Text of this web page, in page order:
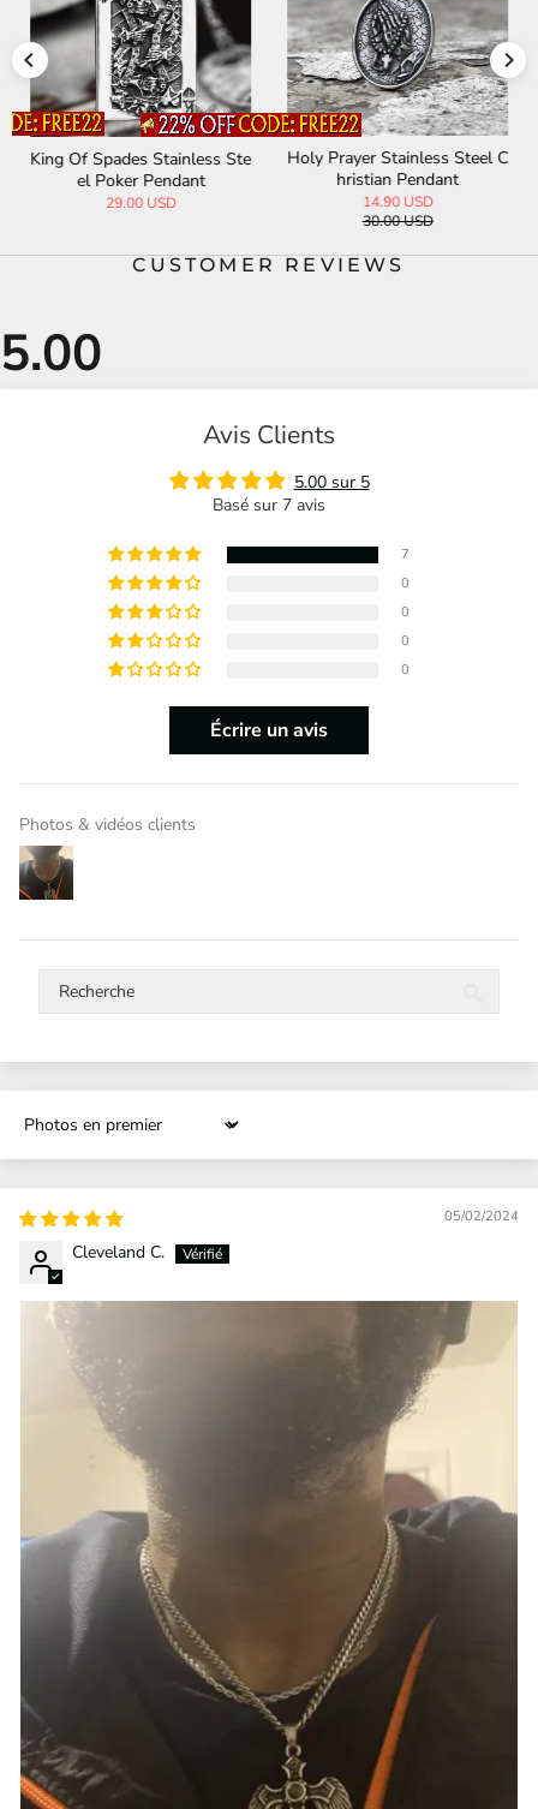
King Of Spades Stainless Ste
el Poker Pendant
29.00 USD
Holy Prayer Stainless Steel C
hristian Pendant
14.90 USD
30.00 USD
CUSTOMER REVIEWS
Avis Clients
5.00 sur 5
Basé sur 7 avis
7
0
0
0
0
Écrire un avis
Photos & vidéos clients
Sort by
05/02/2024
Cleveland C.